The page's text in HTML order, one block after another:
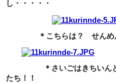
し・・・・・
＊こちらは？ せんめん
＊さいごはきちいんとふ
たち！！